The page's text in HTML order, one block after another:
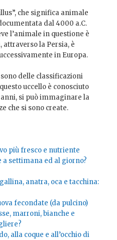
che significa animale
dal 4000 a.C.
l’animale in questione è
attraverso la Persia, è
in Europa.
delle classificazioni
uccello è conosciuto
si può immaginare la
che si sono create.
più fresco e nutriente
a settimana ed al giorno?
anatra, oca e tacchina:
fecondate (da pulcino)
marroni, bianche e
alla coque e all’occhio di